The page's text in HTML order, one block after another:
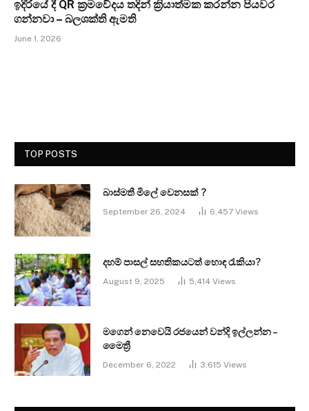
ඉදිරියේ දී QR ක්‍රමවේදය තදින් ක්‍රියාත්මක කරන්න පියවර
ගන්නවා – බලශක්ති ඇමති
June 1, 2026
TOP POSTS
බාස්මතී මිලේ වෙනසක් ?
September 26, 2024 6,457 Views
දහම් පාසල් සහතිකයටත් හොඳ රැකියා?
August 9, 2025 5,414 Views
මගෙන් නෙවෙයි රජයෙන් වන්දි ඉල්ලන්න –
මෛත්‍රී
December 6, 2022 3,615 Views